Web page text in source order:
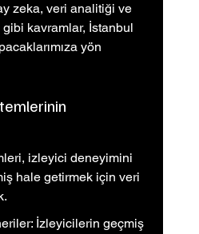
zeka, veri analitiği ve
kavramlar, İstanbul
yön
izleyici deneyimini
hale getirmek için veri
İzleyicilerin geçmiş